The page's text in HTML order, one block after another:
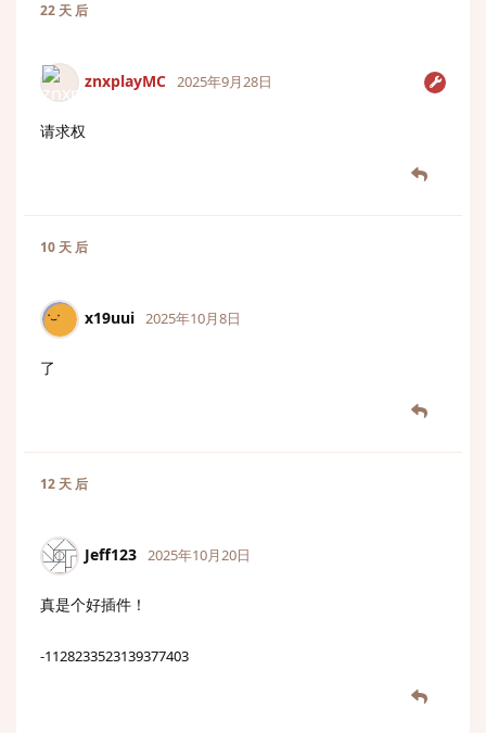
22 天 后
znxplayMC 2025年9月28日
请求权
10 天 后
x19uui 2025年10月8日
了
12 天 后
Jeff123 2025年10月20日
真是个好插件！
-1128233523139377403